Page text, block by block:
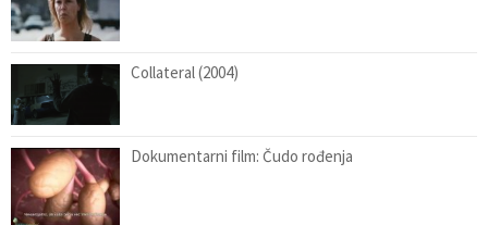
Collateral (2004)
Dokumentarni film: Čudo rođenja